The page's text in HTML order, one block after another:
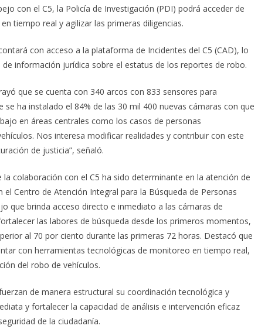
con el C5, la Policía de Investigación (PDI) podrá acceder de
tiempo real y agilizar las primeras diligencias.
con acceso a la plataforma de Incidentes del C5 (CAD), lo
información jurídica sobre el estatus de los reportes de robo.
que se cuenta con 340 arcos con 833 sensores para
ha instalado el 84% de las 30 mil 400 nuevas cámaras con que
en áreas centrales como los casos de personas
Nos interesa modificar realidades y contribuir con este
de justicia”, señaló.
colaboración con el C5 ha sido determinante en la atención de
Centro de Atención Integral para la Búsqueda de Personas
que brinda acceso directo e inmediato a las cámaras de
las labores de búsqueda desde los primeros momentos,
al 70 por ciento durante las primeras 72 horas. Destacó que
con herramientas tecnológicas de monitoreo en tiempo real,
del robo de vehículos.
de manera estructural su coordinación tecnológica y
y fortalecer la capacidad de análisis e intervención eficaz
de la ciudadanía.